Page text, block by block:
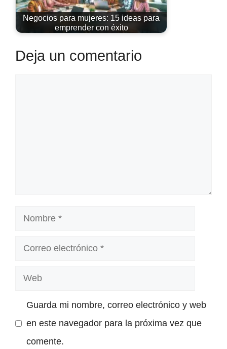
Negocios para mujeres: 15 ideas para
emprender con éxito
Deja un comentario
Nombre
Correo
Web
Guarda mi nombre, correo electrónico y web
en este navegador para la próxima vez que
comente.